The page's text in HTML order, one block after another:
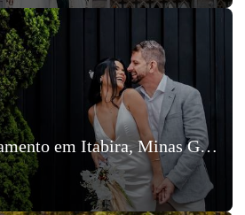
Fotografia de Casamento em Itabira, Minas Gerais, Hagner e Raquel